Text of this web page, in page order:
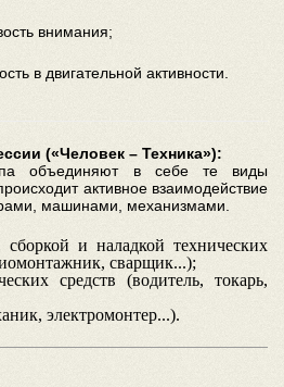
внимания;
в двигательной активности.
(«Человек – Техника»):
объединяют в себе те виды
активное взаимодействие
машинами, механизмами.
и наладкой технических
сварщик...);
средств (водитель, токарь,
электромонтер...).